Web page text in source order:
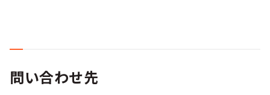
問い合わせ先